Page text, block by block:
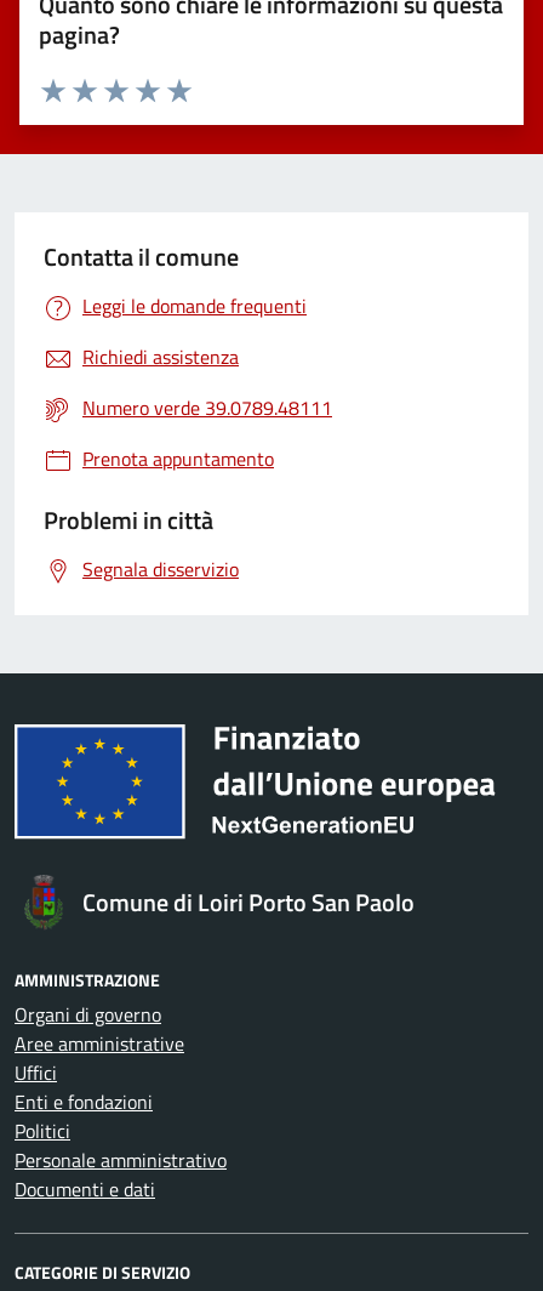
pagina?
Valuta 5 stelle su 5
Valuta 4 stelle su 5
Valuta 3 stelle su 5
Valuta 2 stelle su 5
Valuta 1 stelle su 5
Contatta il comune
Leggi le domande frequenti
Richiedi assistenza
Numero verde 39.0789.48111
Prenota appuntamento
Problemi in città
Segnala disservizio
Comune di Loiri Porto San Paolo
AMMINISTRAZIONE
Organi di governo
Aree amministrative
Uffici
Enti e fondazioni
Politici
Personale amministrativo
Documenti e dati
CATEGORIE DI SERVIZIO